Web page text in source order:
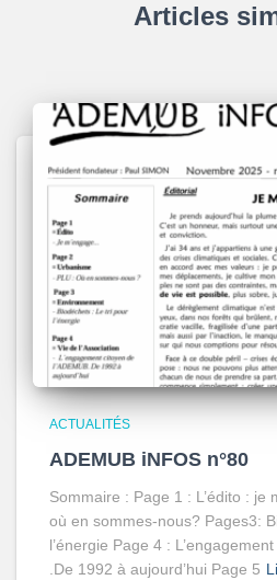
Articles
ACTUALITÉS
ADEMUB iNFOS n°80
Sommaire : Page 1 : L’édito : je
où en sommes-nous? Pages3:
l’énergie Page 4 :
.De 1992 à aujourd’hui Page 5